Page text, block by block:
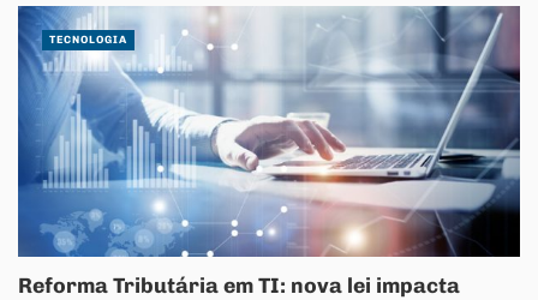
Reforma Tributária em TI: nova lei impacta
TECNOLOGIA